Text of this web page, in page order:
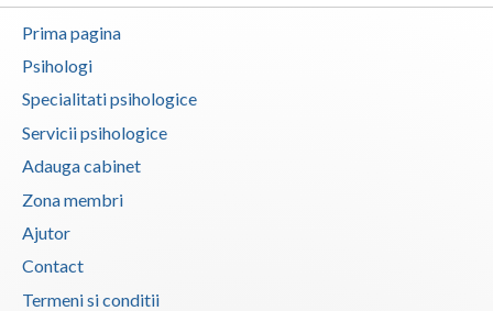
Vaslui
Vrancea
Prima pagina
Psihologi
Specialitati psihologice
Servicii psihologice
Adauga cabinet
Zona membri
Ajutor
Contact
Termeni si conditii